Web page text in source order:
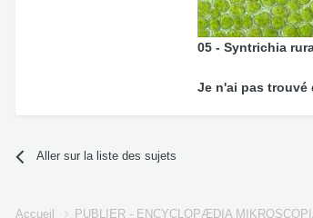
05 - Syntrichia
Je n'ai pas trouvé
Aller sur la liste des sujets
Accueil PUBLIER - ENCYCLOPÆDIA